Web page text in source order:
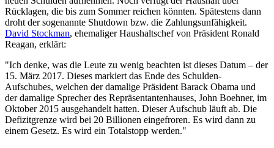
Rücklagen, die bis zum Sommer reichen könnten. Spätestens dann
droht der sogenannte Shutdown bzw. die Zahlungsunfähigkeit.
David Stockman, ehemaliger Haushaltschef von Präsident Ronald
Reagan, erklärt:
"Ich denke, was die Leute zu wenig beachten ist dieses Datum – der
15. März 2017. Dieses markiert das Ende des Schulden-
Aufschubes, welchen der damalige Präsident Barack Obama und
der damalige Sprecher des Repräsentantenhauses, John Boehner, im
Oktober 2015 ausgehandelt hatten. Dieser Aufschub läuft ab. Die
Defizitgrenze wird bei 20 Billionen eingefroren. Es wird dann zu
einem Gesetz. Es wird ein Totalstopp werden."